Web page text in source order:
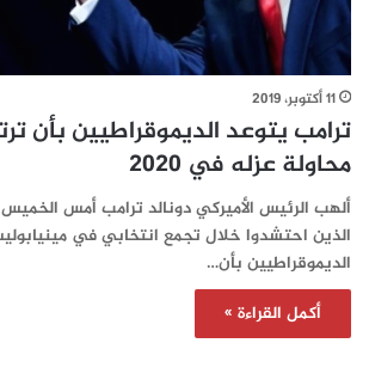
11 أكتوبر، 2019
ترامب يتوعد الديموقراطيين بأن
محاولة عزله في 2020
ألهب الرئيس الأميركي دونالد ترامب أمس
الذين احتشدوا خلال تجمع انتخابي في
الديموقراطيين بأن…
أكمل القراءة »